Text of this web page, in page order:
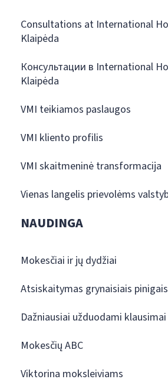
Consultations at International
Klaipėda
Консультации в International
Klaipėda
VMI teikiamos paslaugos
VMI kliento profilis
VMI skaitmeninė transformacija
Vienas langelis prievolėms
NAUDINGA
Mokesčiai ir jų dydžiai
Atsiskaitymas grynaisiais pinigais
Dažniausiai užduodami klausimai
Mokesčių ABC
Viktorina moksleiviams